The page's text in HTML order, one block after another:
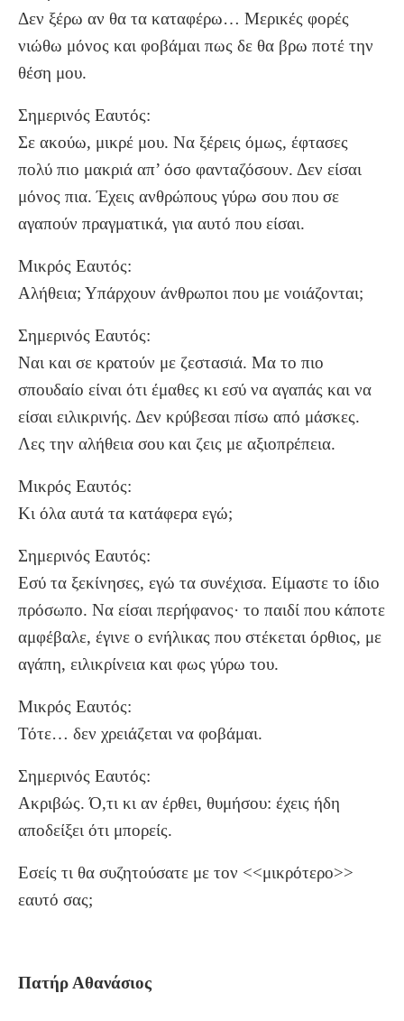
Δεν ξέρω αν θα τα καταφέρω… Μερικές φορές
νιώθω μόνος και φοβάμαι πως δε θα βρω ποτέ την
θέση μου.
Σημερινός Εαυτός:
Σε ακούω, μικρέ μου. Να ξέρεις όμως, έφτασες
πολύ πιο μακριά απ’ όσο φανταζόσουν. Δεν είσαι
μόνος πια. Έχεις ανθρώπους γύρω σου που σε
αγαπούν πραγματικά, για αυτό που είσαι.
Μικρός Εαυτός:
Αλήθεια; Υπάρχουν άνθρωποι που με νοιάζονται;
Σημερινός Εαυτός:
Ναι και σε κρατούν με ζεστασιά. Μα το πιο
σπουδαίο είναι ότι έμαθες κι εσύ να αγαπάς και να
είσαι ειλικρινής. Δεν κρύβεσαι πίσω από μάσκες.
Λες την αλήθεια σου και ζεις με αξιοπρέπεια.
Μικρός Εαυτός:
Κι όλα αυτά τα κατάφερα εγώ;
Σημερινός Εαυτός:
Εσύ τα ξεκίνησες, εγώ τα συνέχισα. Είμαστε το ίδιο
πρόσωπο. Να είσαι περήφανος· το παιδί που κάποτε
αμφέβαλε, έγινε ο ενήλικας που στέκεται όρθιος, με
αγάπη, ειλικρίνεια και φως γύρω του.
Μικρός Εαυτός:
Τότε… δεν χρειάζεται να φοβάμαι.
Σημερινός Εαυτός:
Ακριβώς. Ό,τι κι αν έρθει, θυμήσου: έχεις ήδη
αποδείξει ότι μπορείς.
Εσείς τι θα συζητούσατε με τον <<μικρότερο>>
εαυτό σας;
Πατήρ Αθανάσιος